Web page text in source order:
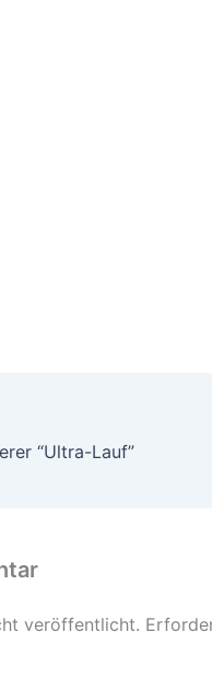
“Ultra-Lauf”
veröffentlicht.